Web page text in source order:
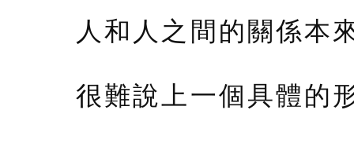
人和人之間的關係本
很難說上一個具體的